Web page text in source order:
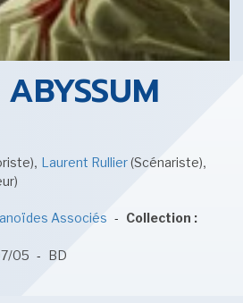
SÉRIES
DE J.R.R. TOLKIEN
ÉDITIONS ACTUSF
, Laurent Rullier(Scénariste),
Associés - Collection :
05 - BD